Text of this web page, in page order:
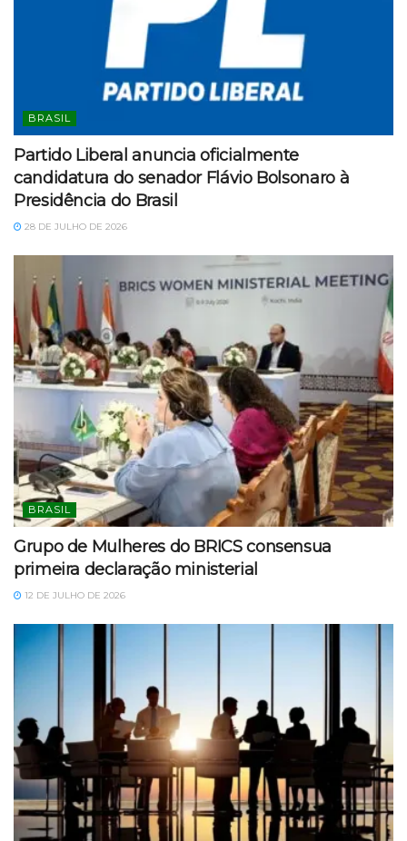
BRASIL
Partido Liberal anuncia oficialmente
candidatura do senador Flávio Bolsonaro à
Presidência do Brasil
28 DE JULHO DE 2026
BRASIL
Grupo de Mulheres do BRICS consensua
primeira declaração ministerial
12 DE JULHO DE 2026